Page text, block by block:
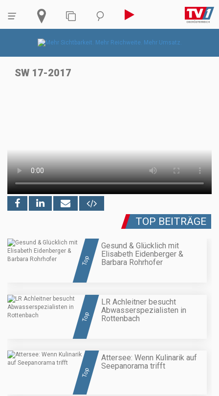
SW 17-2017
TOP BEITRÄGE
Top
Gesund & Glücklich mit
Elisabeth Eidenberger &
Barbara Rohrhofer
Top
LR Achleitner besucht
Abwasserspezialisten in
Rottenbach
Top
Attersee: Wenn Kulinarik auf
Seepanorama trifft